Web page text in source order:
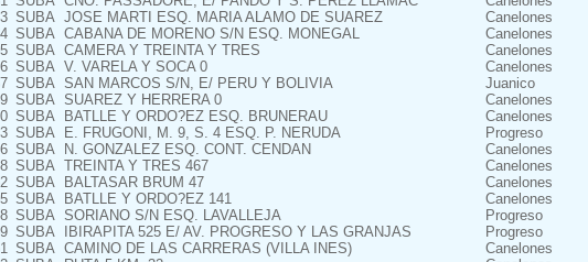
SUBA JOSE MARTI ESQ. MARIA ALAMO DE SUAREZ Canelones
SUBA CABANA DE MORENO S/N ESQ. MONEGAL Canelones
SUBA CAMERA Y TREINTA Y TRES Canelones
SUBA V. VARELA Y SOCA 0 Canelones
SUBA SAN MARCOS S/N, E/ PERU Y BOLIVIA Juanico
SUBA SUAREZ Y HERRERA 0 Canelones
SUBA BATLLE Y ORDO?EZ ESQ. BRUNERAU Canelones
SUBA E. FRUGONI, M. 9, S. 4 ESQ. P. NERUDA Progreso
SUBA N. GONZALEZ ESQ. CONT. CENDAN Canelones
SUBA TREINTA Y TRES 467 Canelones
SUBA BALTASAR BRUM 47 Canelones
SUBA BATLLE Y ORDO?EZ 141 Canelones
SUBA SORIANO S/N ESQ. LAVALLEJA Progreso
SUBA IBIRAPITA 525 E/ AV. PROGRESO Y LAS GRANJAS Progreso
SUBA CAMINO DE LAS CARRERAS (VILLA INES) Canelones